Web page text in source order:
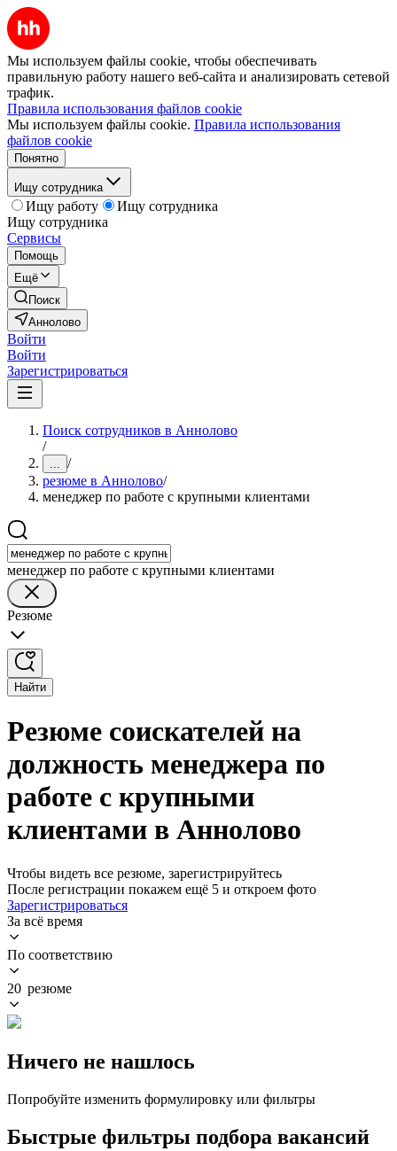
Мы используем файлы cookie, чтобы обеспечивать
правильную работу нашего веб-сайта и анализировать сетевой
трафик.
Правила использования файлов cookie
Мы используем файлы cookie. Правила использования
файлов cookie
Понятно
Ищу сотрудника
Ищу работу
Ищу сотрудника
Ищу сотрудника
Сервисы
Помощь
Ещё
Поиск
Аннолово
Войти
Войти
Зарегистрироваться
Поиск сотрудников в Аннолово
/
... /
резюме в Аннолово/
менеджер по работе с крупными клиентами
менеджер по работе с крупными клиентами
Резюме
Найти
Резюме соискателей на
должность менеджера по
работе с крупными
клиентами в Аннолово
Чтобы видеть все резюме, зарегистрируйтесь
После регистрации покажем ещё 5 и откроем фото
Зарегистрироваться
За всё время
По соответствию
20 резюме
Ничего не нашлось
Попробуйте изменить формулировку или фильтры
Быстрые фильтры подбора вакансий